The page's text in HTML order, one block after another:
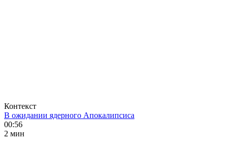
Контекст
В ожидании ядерного Апокалипсиса
00:56
2 мин